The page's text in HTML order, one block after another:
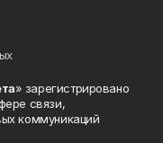
» зарегистрировано
связи,
коммуникаций